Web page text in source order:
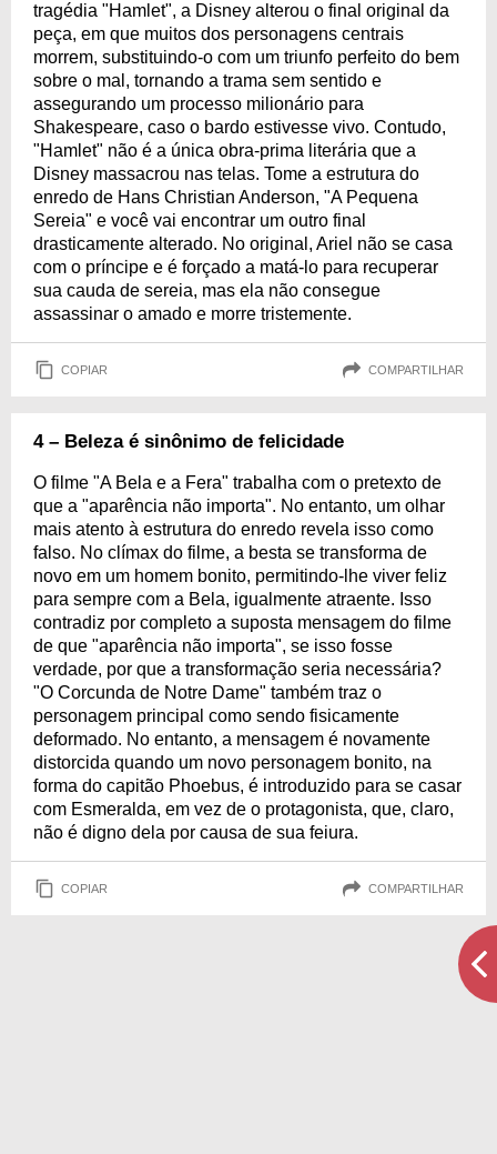
tragédia "Hamlet", a Disney alterou o final original da
peça, em que muitos dos personagens centrais
morrem, substituindo-o com um triunfo perfeito do bem
sobre o mal, tornando a trama sem sentido e
assegurando um processo milionário para
Shakespeare, caso o bardo estivesse vivo. Contudo,
"Hamlet" não é a única obra-prima literária que a
Disney massacrou nas telas. Tome a estrutura do
enredo de Hans Christian Anderson, "A Pequena
Sereia" e você vai encontrar um outro final
drasticamente alterado. No original, Ariel não se casa
com o príncipe e é forçado a matá-lo para recuperar
sua cauda de sereia, mas ela não consegue
assassinar o amado e morre tristemente.
COPIAR COMPARTILHAR
4 – Beleza é sinônimo de felicidade
O filme "A Bela e a Fera" trabalha com o pretexto de
que a "aparência não importa". No entanto, um olhar
mais atento à estrutura do enredo revela isso como
falso. No clímax do filme, a besta se transforma de
novo em um homem bonito, permitindo-lhe viver feliz
para sempre com a Bela, igualmente atraente. Isso
contradiz por completo a suposta mensagem do filme
de que "aparência não importa", se isso fosse
verdade, por que a transformação seria necessária?
"O Corcunda de Notre Dame" também traz o
personagem principal como sendo fisicamente
deformado. No entanto, a mensagem é novamente
distorcida quando um novo personagem bonito, na
forma do capitão Phoebus, é introduzido para se casar
com Esmeralda, em vez de o protagonista, que, claro,
não é digno dela por causa de sua feiura.
COPIAR COMPARTILHAR